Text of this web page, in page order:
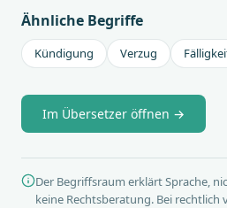
Ähnliche Begriffe
Kündigung Verzug
Im Übersetzer öffnen →
Der Begriffsraum erklärt Sprache,
keine Rechtsberatung. Bei